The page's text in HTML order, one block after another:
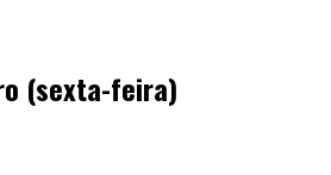
(sexta-feira)